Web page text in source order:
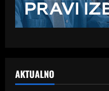
AKTUALNO